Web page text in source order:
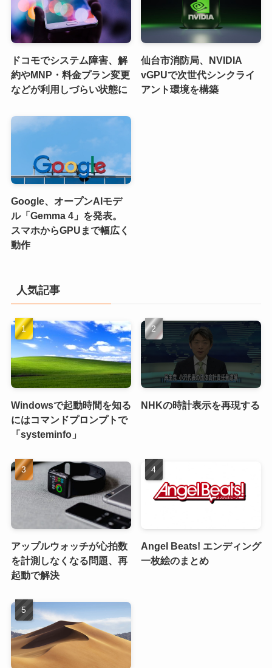
ドコモでシステム障害、解
約やMNP・料金プラン変更
などが利用しづらい状態に
仙台市消防局、NVIDIA
vGPUで次世代シンクライ
アント環境を構築
Google、オープンAIモデ
ル「Gemma 4」を発表。
スマホからGPUまで幅広く
動作
人気記事
Windowsで起動時間を知る
にはコマンドプロンプトで
「systeminfo」
NHKの時計表示を再現する
アップルウォッチが心拍数
を計測しなくなる問題、再
起動で解決
Angel Beats! エンディング
一枚絵のまとめ